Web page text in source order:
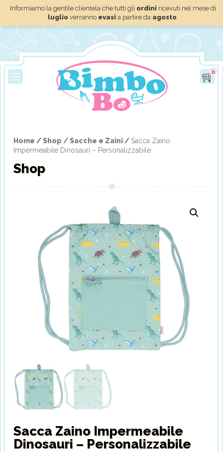
Informiamo la gentile clientela che tutti gli ordini ricevuti nel mese di
luglio verranno evasi a partire da agosto.
0
Home /Shop /Sacche e Zaini / Sacca Zaino
Impermeabile Dinosauri – Personalizzabile
Shop
Sacca Zaino Impermeabile
Dinosauri – Personalizzabile